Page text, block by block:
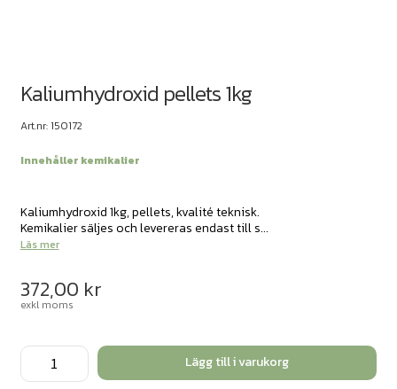
Kaliumhydroxid pellets 1kg
Art.nr: 150172
Innehåller kemikalier
Kaliumhydroxid 1kg, pellets, kvalité teknisk.
Kemikalier säljes och levereras endast till s...
Läs mer
372,00 kr
exkl moms
Kaliumhydroxid
pellets
Lägg till i varukorg